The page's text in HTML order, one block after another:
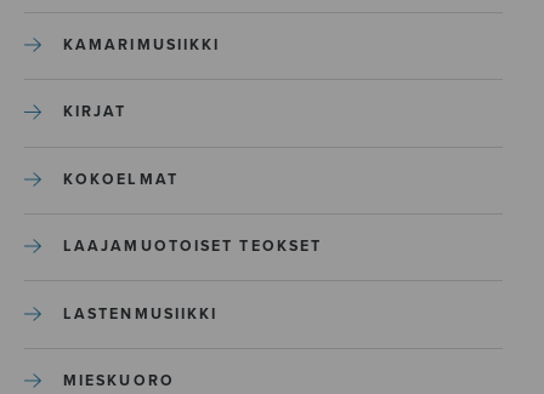
KAMARIMUSIIKKI
KIRJAT
KOKOELMAT
LAAJAMUOTOISET TEOKSET
LASTENMUSIIKKI
MIESKUORO